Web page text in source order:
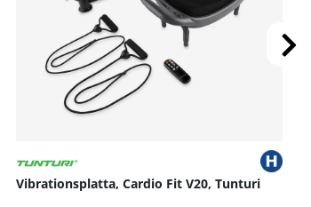
Vibrationsplatta, Cardio Fit V20, Tunturi